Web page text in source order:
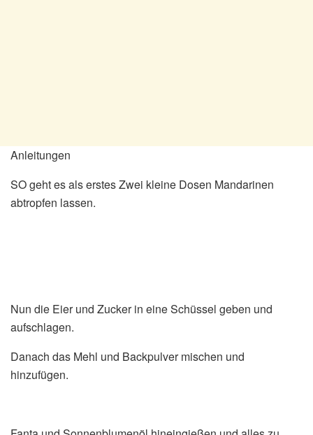
Anleitungen
SO geht es als erstes Zwei kleine Dosen Mandarinen
abtropfen lassen.
Nun die Eier und Zucker in eine Schüssel geben und
aufschlagen.
Danach das Mehl und Backpulver mischen und
hinzufügen.